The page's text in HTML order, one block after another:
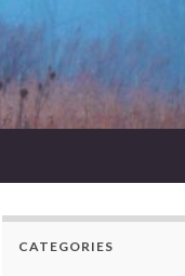
CATEGORIES